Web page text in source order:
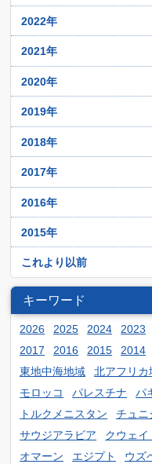
8月
7月
6月
5月
4月
3月
2月
1月
10月
8月
7月
6月
5月
4月
2月
1月
10月
8月
7月
6月
5月
4月
3月
2月
1月
12月
10月
8月
7月
6月
5月
4月
2月
1月
2022年
12月
10月
8月
7月
6月
5月
4月
3月
2月
1月
2021年
12月
10月
8月
7月
6月
4月
3月
2月
1月
2020年
12月
10月
8月
7月
6月
5月
4月
3月
2月
1月
2019年
12月
10月
8月
7月
6月
5月
4月
2月
1月
2018年
12月
10月
8月
7月
6月
4月
3月
2月
1月
2017年
12月
10月
8月
7月
6月
5月
4月
3月
2016年
12月
10月
9月
8月
7月
6月
3月
2015年
12月
11月
10月
9月
8月
6月
5月
4月
これより以前
キーワード
2026 2025 2024 2023
2017
2016 2015 2014
東地中海地域
北アフリカ
モロッコ
パレスチナ パ
トルクメニスタン
チュニ
サウジアラビア
クウェイ
オマーン
エジプト ウズ